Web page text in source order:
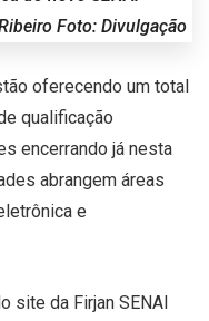
Foto: Divulgação
oferecendo um total
qualificação
encerrando já nesta
abrangem áreas
e
site da Firjan SENAI